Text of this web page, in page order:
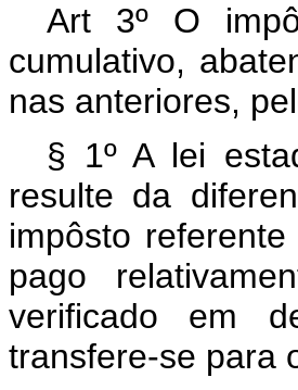
Art 3º O
cumulativo,
nas anteriores,
§ 1º A lei
resulte da
impôsto
pago
verificado em
transfere-se para